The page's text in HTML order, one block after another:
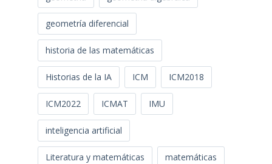
geometría diferencial
historia de las matemáticas
Historias de la IA ICM ICM2018
ICM2022 ICMAT IMU
inteligencia artificial
Literatura y matemáticas matemáticas